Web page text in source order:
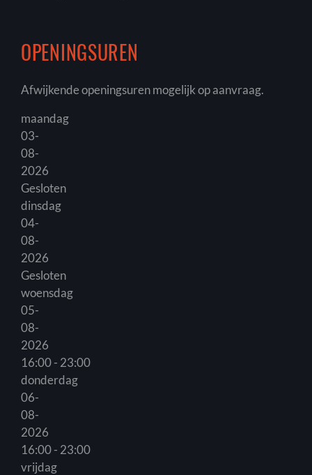
OPENINGSUREN
Afwijkende openingsuren mogelijk op aanvraag.
maandag
03-
08-
2026
Gesloten
dinsdag
04-
08-
2026
Gesloten
woensdag
05-
08-
2026
16:00 - 23:00
donderdag
06-
08-
2026
16:00 - 23:00
vrijdag